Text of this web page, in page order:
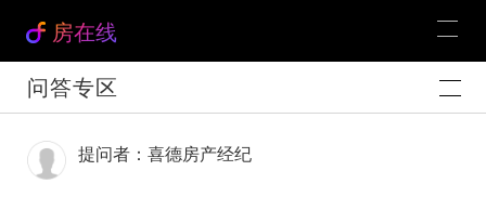
房在线
问答专区
提问者：喜德房产经纪